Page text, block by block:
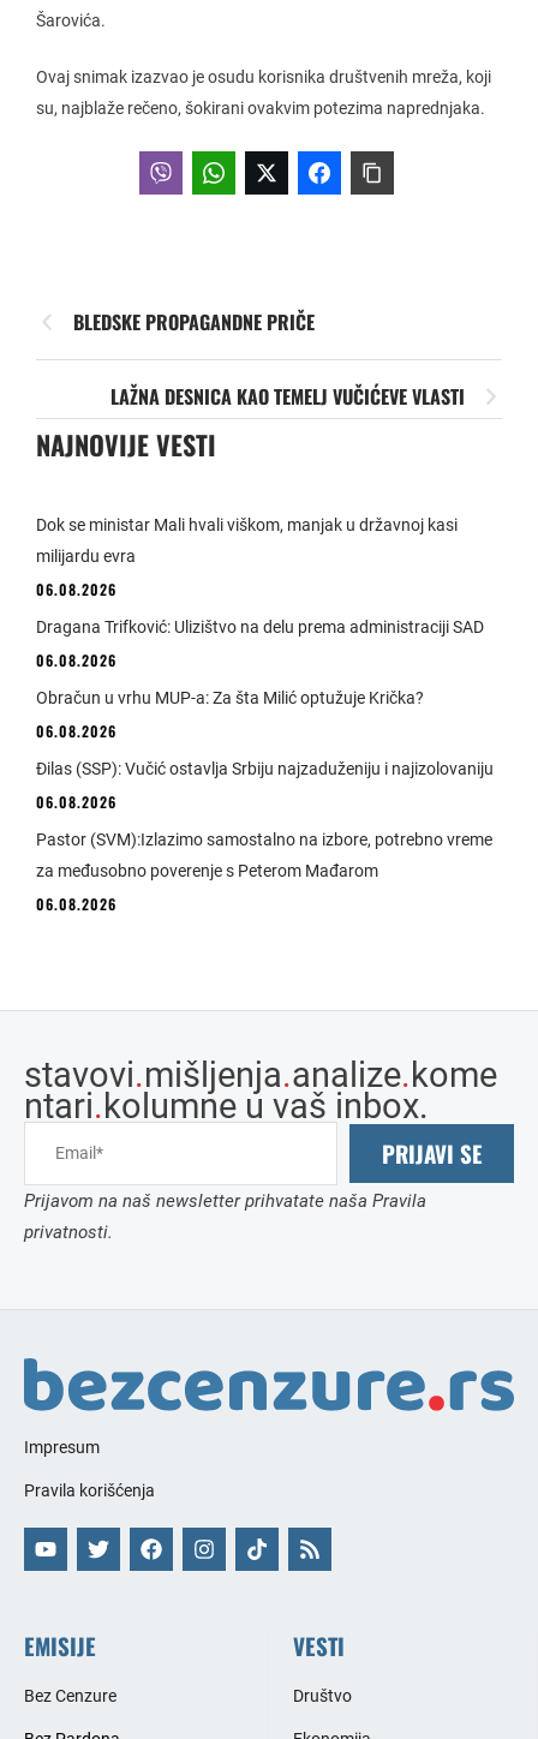
Šarovića.
Ovaj snimak izazvao je osudu korisnika društvenih mreža, koji
su, najblaže rečeno, šokirani ovakvim potezima naprednjaka.
BLEDSKE PROPAGANDNE PRIČE
LAŽNA DESNICA KAO TEMELJ VUČIĆEVE VLASTI
NAJNOVIJE VESTI
Dok se ministar Mali hvali viškom, manjak u državnoj kasi
milijardu evra
06.08.2026
Dragana Trifković: Ulizištvo na delu prema administraciji SAD
06.08.2026
Obračun u vrhu MUP-a: Za šta Milić optužuje Krička?
06.08.2026
Đilas (SSP): Vučić ostavlja Srbiju najzaduženiju i najizolovaniju
06.08.2026
Pastor (SVM):Izlazimo samostalno na izbore, potrebno vreme
za međusobno poverenje s Peterom Mađarom
06.08.2026
stavovi.mišljenja.analize.kome
ntari.kolumne u vaš inbox.
PRIJAVI SE
Prijavom na naš newsletter prihvatate naša Pravila
privatnosti.
Impresum
Pravila korišćenja
EMISIJE
Bez Cenzure
VESTI
Društvo